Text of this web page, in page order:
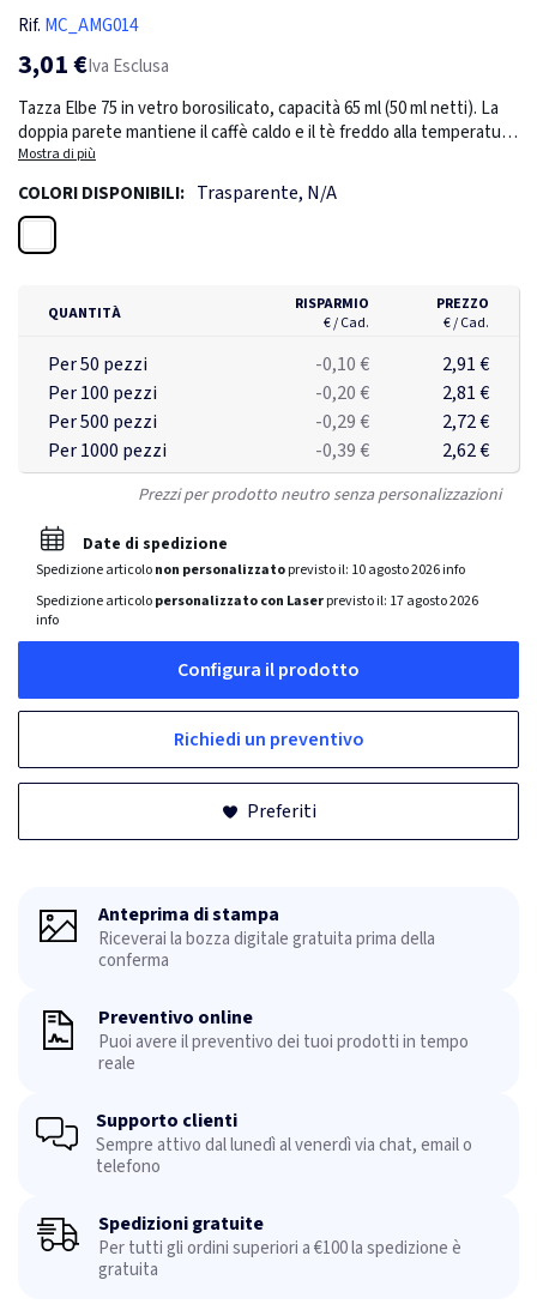
Rif. MC_AMG014
3,01 €Iva Esclusa
Tazza Elbe 75 in vetro borosilicato, capacità 65 ml (50 ml netti). La
doppia parete mantiene il caffè caldo e il tè freddo alla temperatura
ideale. Perfetta per casa o ufficio, è confezionata in una graziosa
scatola individuale, pronta a diventare la tua tazza preferita per
ogni momento.
Mostra di più
COLORI DISPONIBILI: Trasparente, N/A
QUANTITÀ
RISPARMIO
€ / Cad.
PREZZO
€ / Cad.
Per 50 pezzi -0,10 €
2,91 €
Per 100 pezzi
-0,20 €
2,81 €
Per 500 pezzi
-0,29 €
2,72 €
Per 1000 pezzi
-0,39 € 2,62 €
Prezzi per prodotto neutro senza personalizzazioni
Date di spedizione
Spedizione articolonon personalizzatoprevisto il: 10 agosto 2026info
Spedizione articolopersonalizzato con Laserprevisto il: 17 agosto 2026
info
Configura il prodotto
Richiedi un preventivo
Preferiti
Anteprima di stampa
Riceverai la bozza digitale gratuita prima della
conferma
Preventivo online
Puoi avere il preventivo dei tuoi prodotti in tempo
reale
Supporto clienti
Sempre attivo dal lunedì al venerdì via chat, email o
telefono
Spedizioni gratuite
Per tutti gli ordini superiori a €100 la spedizione è
gratuita